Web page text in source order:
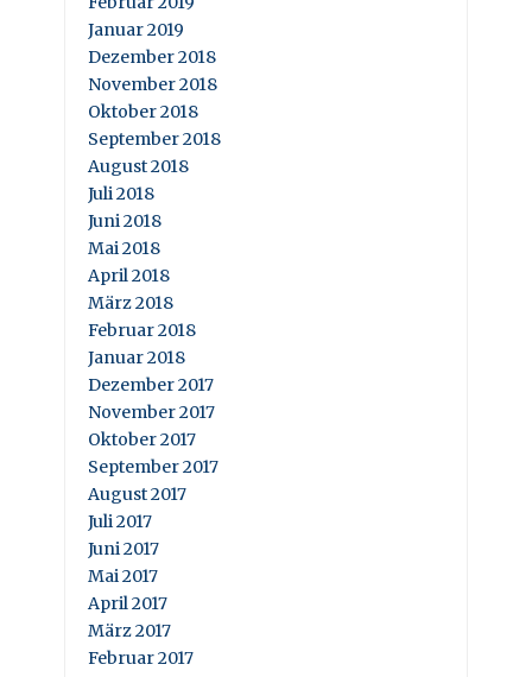
Januar 2019
Dezember 2018
November 2018
Oktober 2018
September 2018
August 2018
Juli 2018
Juni 2018
Mai 2018
April 2018
März 2018
Februar 2018
Januar 2018
Dezember 2017
November 2017
Oktober 2017
September 2017
August 2017
Juli 2017
Juni 2017
Mai 2017
April 2017
März 2017
Februar 2017